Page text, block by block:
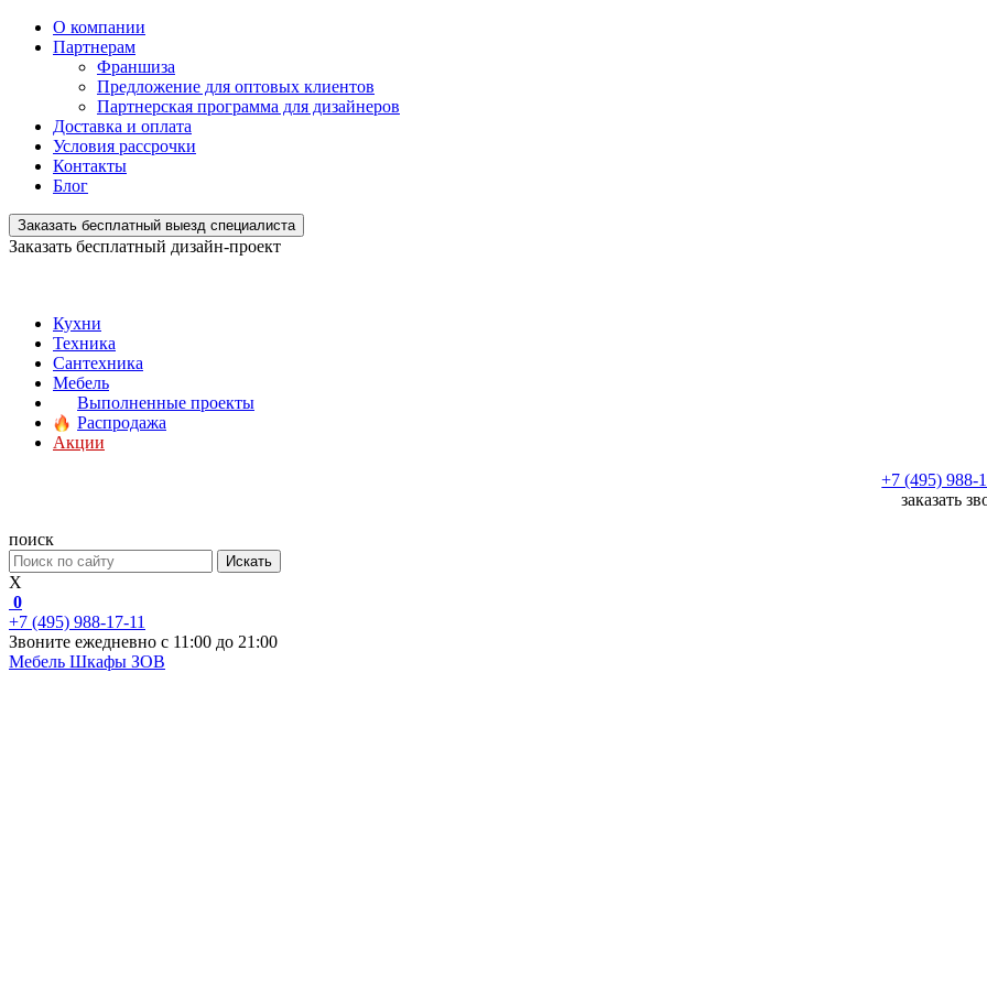
О компании
Партнерам
Франшиза
Предложение для оптовых клиентов
Партнерская программа для дизайнеров
Доставка и оплата
Условия рассрочки
Контакты
Блог
Заказать бесплатный выезд специалиста
Заказать бесплатный дизайн-проект
Кухни
Техника
Сантехника
Мебель
Выполненные проекты
Распродажа
Акции
+7 (495) 988-
заказать
поиск
Искать
X
0
+7 (495) 988-17-11
Звоните ежедневно с 11:00 до 21:00
Мебель Шкафы ЗОВ